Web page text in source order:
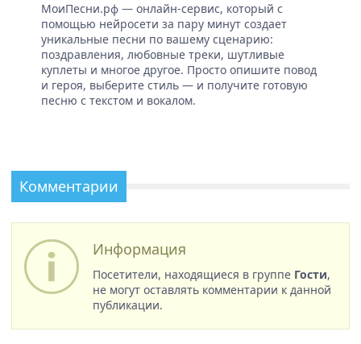
МоиПесни.рф — онлайн-сервис, который с
помощью нейросети за пару минут создает
уникальные песни по вашему сценарию:
поздравления, любовные треки, шутливые
куплеты и многое другое. Просто опишите повод
и героя, выберите стиль — и получите готовую
песню с текстом и вокалом.
Комментарии
Информация
Посетители, находящиеся в группе Гости,
не могут оставлять комментарии к данной
публикации.